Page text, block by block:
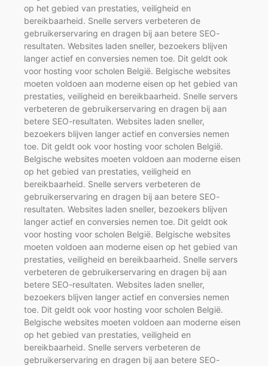
op het gebied van prestaties, veiligheid en
bereikbaarheid. Snelle servers verbeteren de
gebruikerservaring en dragen bij aan betere SEO-
resultaten. Websites laden sneller, bezoekers blijven
langer actief en conversies nemen toe. Dit geldt ook
voor hosting voor scholen België. Belgische websites
moeten voldoen aan moderne eisen op het gebied van
prestaties, veiligheid en bereikbaarheid. Snelle servers
verbeteren de gebruikerservaring en dragen bij aan
betere SEO-resultaten. Websites laden sneller,
bezoekers blijven langer actief en conversies nemen
toe. Dit geldt ook voor hosting voor scholen België.
Belgische websites moeten voldoen aan moderne eisen
op het gebied van prestaties, veiligheid en
bereikbaarheid. Snelle servers verbeteren de
gebruikerservaring en dragen bij aan betere SEO-
resultaten. Websites laden sneller, bezoekers blijven
langer actief en conversies nemen toe. Dit geldt ook
voor hosting voor scholen België. Belgische websites
moeten voldoen aan moderne eisen op het gebied van
prestaties, veiligheid en bereikbaarheid. Snelle servers
verbeteren de gebruikerservaring en dragen bij aan
betere SEO-resultaten. Websites laden sneller,
bezoekers blijven langer actief en conversies nemen
toe. Dit geldt ook voor hosting voor scholen België.
Belgische websites moeten voldoen aan moderne eisen
op het gebied van prestaties, veiligheid en
bereikbaarheid. Snelle servers verbeteren de
gebruikerservaring en dragen bij aan betere SEO-